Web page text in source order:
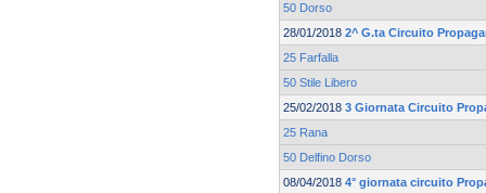
50 Dorso
28/01/2018 2^ G.ta Circuito
25 Farfalla
50 Stile Libero
25/02/2018 3 Giornata Circuito
25 Rana
50 Delfino Dorso
08/04/2018 4° giornata circuito